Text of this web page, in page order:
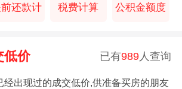
还款计 税费计算 公积金额度
低价 已有989人查询
经出现过的成交低价,供准备买房的朋友